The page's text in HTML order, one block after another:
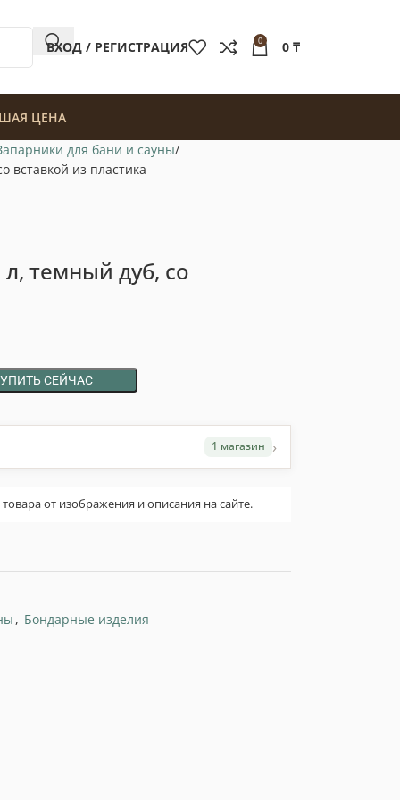
ВХОД / РЕГИСТРАЦИЯ 0 0 ₸
ЦЕНА
для бани и сауны
вставкой из пластика
темный дуб, со
СЕЙЧАС
1 магазин ›
от изображения и описания на сайте.
, Бондарные изделия